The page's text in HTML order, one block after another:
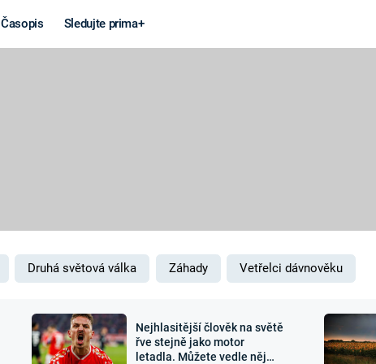
Časopis Sledujte prima+
MARS
Záhady a
Zajímavosti
Druhá světová válka Záhady Vetřelci dávnověku
Nejhlasitější člověk na světě
řve stejně jako motor
letadla. Můžete vedle něj